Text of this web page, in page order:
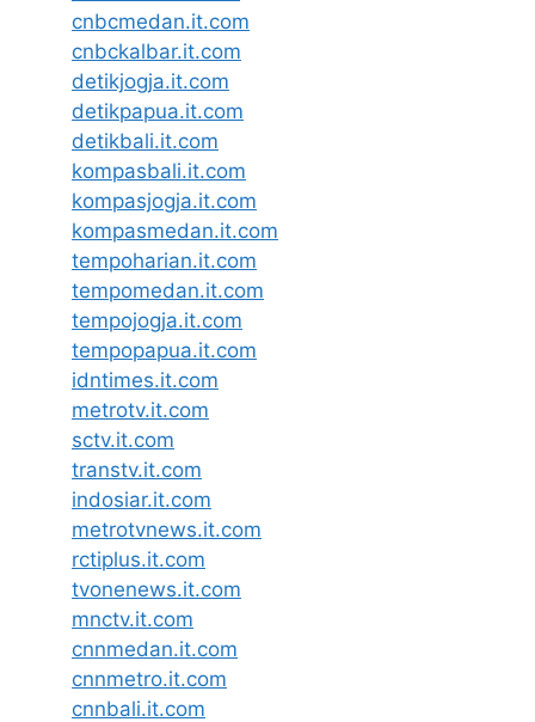
cnbcmedan.it.com
cnbckalbar.it.com
detikjogja.it.com
detikpapua.it.com
detikbali.it.com
kompasbali.it.com
kompasjogja.it.com
kompasmedan.it.com
tempoharian.it.com
tempomedan.it.com
tempojogja.it.com
tempopapua.it.com
idntimes.it.com
metrotv.it.com
sctv.it.com
transtv.it.com
indosiar.it.com
metrotvnews.it.com
rctiplus.it.com
tvonenews.it.com
mnctv.it.com
cnnmedan.it.com
cnnmetro.it.com
cnnbali.it.com